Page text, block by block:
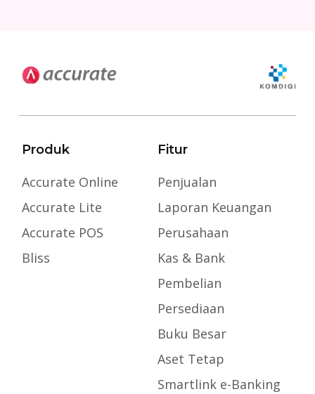
Produk
Accurate Online
Accurate Lite
Accurate POS
Bliss
Fitur
Penjualan
Laporan Keuangan
Perusahaan
Kas & Bank
Pembelian
Persediaan
Buku Besar
Aset Tetap
Smartlink e-Banking